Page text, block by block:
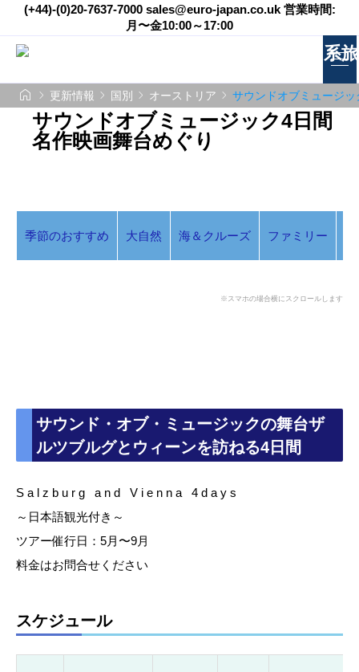
(+44)-(0)20-7637-7000 sales@euro-japan.co.uk 営業時間:
月〜金10:00～17:00
  更新情報  国別  オーストリア  サウンドオブミュージ
サウンドオブミュージック4日間
名作映画舞台めぐり
季節のおすすめ 大自然 海＆クルーズ ファミリー
※スマホの場合横にスクロールします
サウンド・オブ・ミュージックの舞台ザ
ルツブルグとウィーンを訪ねる4日間
S a l z b u r g a n d V i e n n a 4 d a y s
～日本語観光付き～
ツアー催行日：5月〜9月
料金はお問合せください
スケジュール